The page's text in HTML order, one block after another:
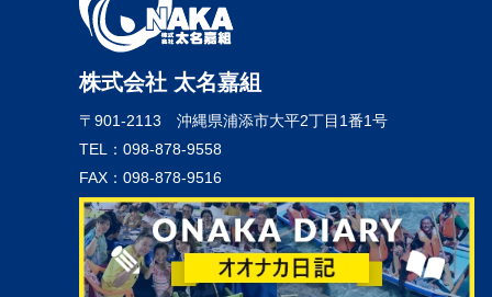
株式会社 太名嘉組
〒901-2113 沖縄県浦添市大平2丁目1番1号
TEL：098-878-9558
FAX：098-878-9516